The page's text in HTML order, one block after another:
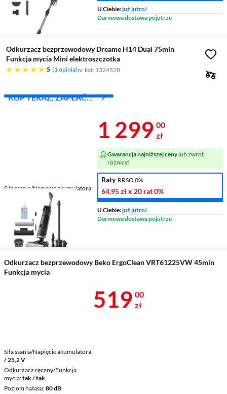
Waga
1,5 kg U Ciebie:już jutro!
Darmowa dostawa pojutrze
Odkurzacz bezprzewodowy Dreame H14 Dual 75min
Funkcja mycia Mini elektroszczotka
5
pięć gwiazdek 1 opinia nr kat. 1324528
KUP TERAZ, ZAPŁAĆ
Siła ssania/Napięcie akumulatora
Odkurzacz ręczny/Funkcja
tak / tak
Poziom hałasu 76 dB
Waga 10,4 kg
Cena 1 299
1 299 00
zł
Gwarancja najniższej cenylub zwrot
różnicy!
Raty RRSO 0%
64,95 złx 20 rat0%
U Ciebie:już jutro!
Darmowa dostawa pojutrze
Odkurzacz bezprzewodowy Beko ErgoClean VRT61225VW 45min
Funkcja mycia
Siła ssania/Napięcie akumulatora
/ 25,2 V
Odkurzacz ręczny/Funkcja
mycia tak / tak
Poziom hałasu 80 dB
Cena 519 zł
519 00
zł